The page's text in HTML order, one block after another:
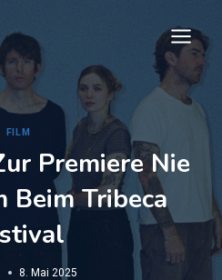
FILM
Premiere Nie
Beim Tribeca
8. Mai 2025